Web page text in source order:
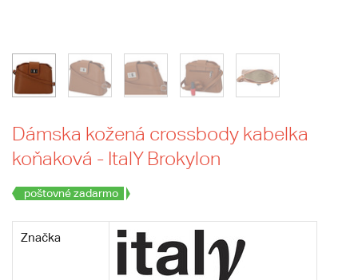
Dámska kožená crossbody kabelka
koňaková - ItalY Brokylon
poštovné zadarmo
Značka